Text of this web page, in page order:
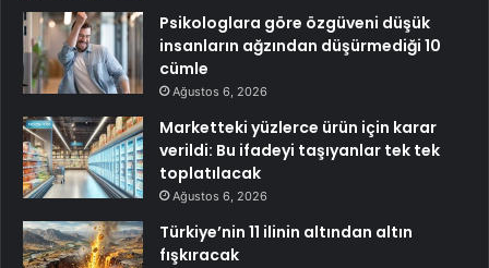
Psikologlara göre özgüveni düşük
insanların ağzından düşürmediği 10
cümle
Ağustos 6, 2026
Marketteki yüzlerce ürün için karar
verildi: Bu ifadeyi taşıyanlar tek tek
toplatılacak
Ağustos 6, 2026
Türkiye’nin 11 ilinin altından altın
fışkıracak